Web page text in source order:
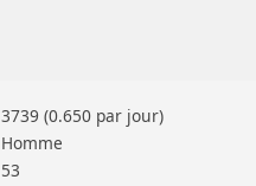
3739 (0.650 par jour)
Homme
53